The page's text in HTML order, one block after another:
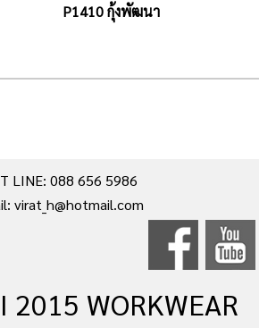
P1410 กุ้งพัฒนา
LINE: 088 656 5986
virat_h@hotmail.com
2015 WORKWEAR